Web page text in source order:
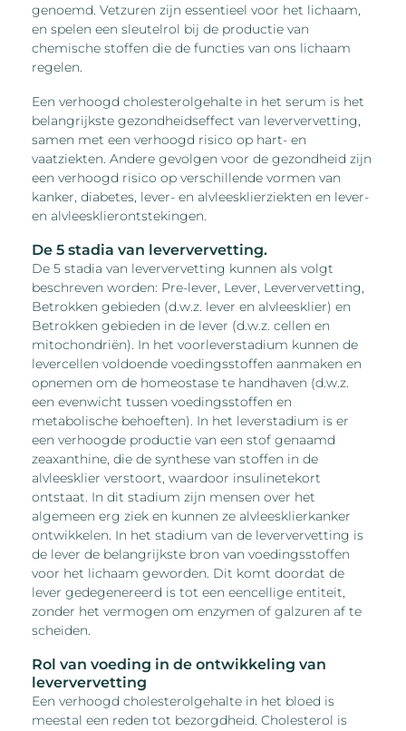
genoemd. Vetzuren zijn essentieel voor het lichaam,
en spelen een sleutelrol bij de productie van
chemische stoffen die de functies van ons lichaam
regelen.
Een verhoogd cholesterolgehalte in het serum is het
belangrijkste gezondheidseffect van leververvetting,
samen met een verhoogd risico op hart- en
vaatziekten. Andere gevolgen voor de gezondheid zijn
een verhoogd risico op verschillende vormen van
kanker, diabetes, lever- en alvleesklierziekten en lever-
en alvleesklierontstekingen.
De 5 stadia van leververvetting.
De 5 stadia van leververvetting kunnen als volgt
beschreven worden: Pre-lever, Lever, Leververvetting,
Betrokken gebieden (d.w.z. lever en alvleesklier) en
Betrokken gebieden in de lever (d.w.z. cellen en
mitochondriën). In het voorleverstadium kunnen de
levercellen voldoende voedingsstoffen aanmaken en
opnemen om de homeostase te handhaven (d.w.z.
een evenwicht tussen voedingsstoffen en
metabolische behoeften). In het leverstadium is er
een verhoogde productie van een stof genaamd
zeaxanthine, die de synthese van stoffen in de
alvleesklier verstoort, waardoor insulinetekort
ontstaat. In dit stadium zijn mensen over het
algemeen erg ziek en kunnen ze alvleesklierkanker
ontwikkelen. In het stadium van de leververvetting is
de lever de belangrijkste bron van voedingsstoffen
voor het lichaam geworden. Dit komt doordat de
lever gedegenereerd is tot een eencellige entiteit,
zonder het vermogen om enzymen of galzuren af te
scheiden.
Rol van voeding in de ontwikkeling van
leververvetting
Een verhoogd cholesterolgehalte in het bloed is
meestal een reden tot bezorgdheid. Cholesterol is